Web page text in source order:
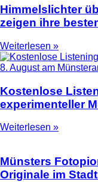
Himmelslichter
zeigen ihre
Weiterlesen »
Kostenlose
experimenteller
Weiterlesen »
Münsters
Originale im